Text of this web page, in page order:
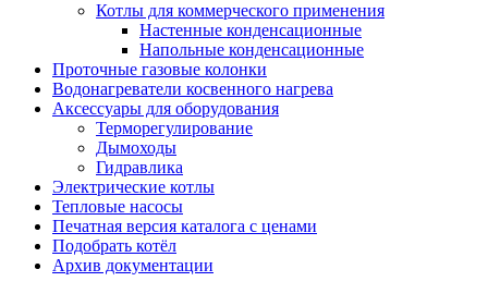
Котлы для коммерческого применения
Настенные конденсационные
Напольные конденсационные
Проточные газовые колонки
Водонагреватели косвенного нагрева
Аксессуары для оборудования
Терморегулирование
Дымоходы
Гидравлика
Электрические котлы
Тепловые насосы
Печатная версия каталога с ценами
Подобрать котёл
Архив документации